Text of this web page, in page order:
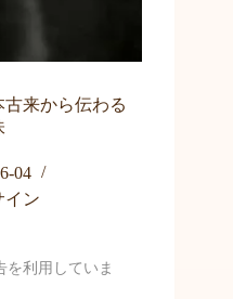
来から伝わる
04
イン
を利用していま